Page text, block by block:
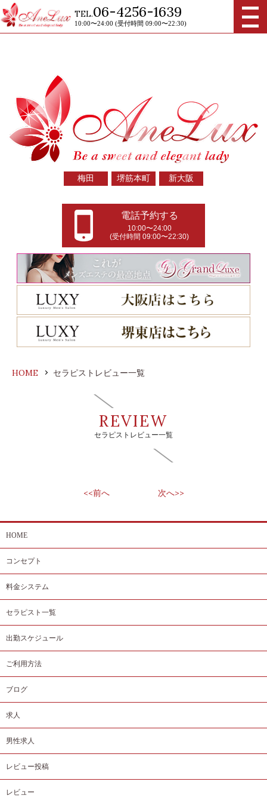
TEL.06-4256-1639
10:00〜24:00 (受付時間 09:00〜22:30)
メニュ
ー
梅田 堺筋本町 新大阪
電話予約する
10:00〜24:00
(受付時間 09:00〜22:30)
HOME セラピストレビュー一覧
REVIEW
セラピストレビュー一覧
<<前へ 次へ>>
HOME
コンセプト
料金システム
セラピスト一覧
出勤スケジュール
ご利用方法
ブログ
求人
男性求人
レビュー投稿
レビュー